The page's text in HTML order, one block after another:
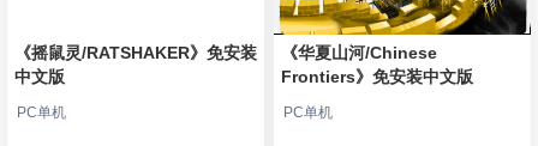
《摇鼠灵/RATSHAKER》免安装
中文版
PC单机
《华夏山河/Chinese
Frontiers》免安装中文版
PC单机